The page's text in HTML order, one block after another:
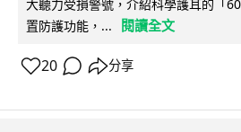
大聽力受損警號，介紹科學護耳的「
置防護功能，...
閱讀全文
20 分享